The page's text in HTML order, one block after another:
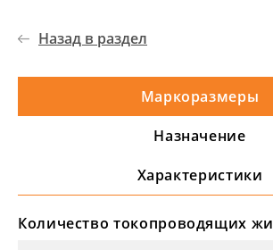
Назад в раздел
Маркоразмеры
Назначение
Характеристики
Количество токопроводящих